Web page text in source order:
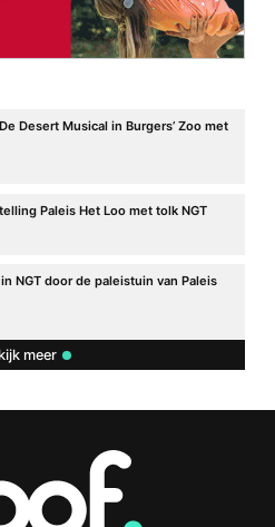
Desert Musical in Burgers’ Zoo met
Paleis Het Loo met tolk NGT
NGT door de paleistuin van Paleis
meer